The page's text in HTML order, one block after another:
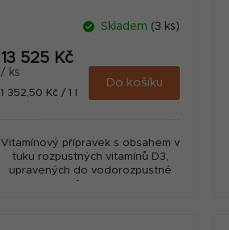
Skladem (3 ks)
13 525 Kč
/ ks
Měrná
1 352,50 Kč / 1 l
Do košíku
Vitamínový přípravek s obsahem v
tuku rozpustných vitamínů D3,
upravených do vodorozpustné
formy.